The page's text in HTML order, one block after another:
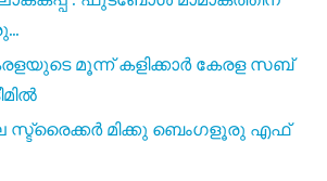
മൂന്ന് കളിക്കാർ കേരള സബ്
മിക്കു ബെംഗളൂരു എഫ്